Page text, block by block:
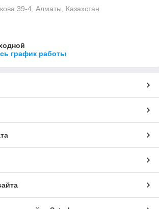
39-4, Алматы, Казахстан
график работы